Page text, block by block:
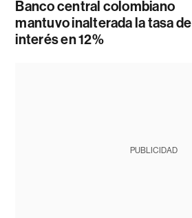
Banco central colombiano
mantuvo inalterada la tasa de
interés en 12%
PUBLICIDAD